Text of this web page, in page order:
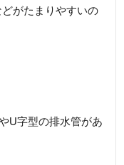
がたまりやすいの
U字型の排水管があ